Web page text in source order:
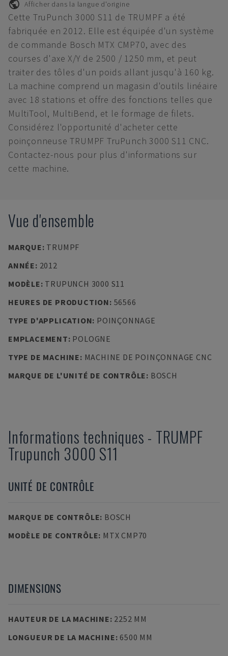
Afficher dans la langue d'origine
Cette TruPunch 3000 S11 de TRUMPF a été
fabriquée en 2012. Elle est équipée d'un système
de commande Bosch MTX CMP70, avec des
courses d'axe X/Y de 2500 / 1250 mm, et peut
traiter des tôles d'un poids allant jusqu'à 160 kg.
La machine comprend un magasin d'outils linéaire
avec 18 stations et offre des fonctions telles que
MultiTool, MultiBend, et le formage de filets.
Considérez l'opportunité d'acheter cette
poinçonneuse TRUMPF TruPunch 3000 S11 CNC.
Contactez-nous pour plus d'informations sur
cette machine.
Vue d'ensemble
MARQUE: TRUMPF
ANNÉE: 2012
MODÈLE: TRUPUNCH 3000 S11
HEURES DE PRODUCTION: 56566
TYPE D'APPLICATION: POINÇONNAGE
EMPLACEMENT: POLOGNE
TYPE DE MACHINE: MACHINE DE POINÇONNAGE CNC
MARQUE DE L'UNITÉ DE CONTRÔLE: BOSCH
Informations techniques - TRUMPF
Trupunch 3000 S11
UNITÉ DE CONTRÔLE
MARQUE DE CONTRÔLE: BOSCH
MODÈLE DE CONTRÔLE: MTX CMP70
DIMENSIONS
HAUTEUR DE LA MACHINE: 2252 MM
LONGUEUR DE LA MACHINE: 6500 MM